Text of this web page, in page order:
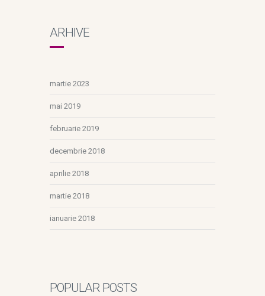
ARHIVE
martie 2023
mai 2019
februarie 2019
decembrie 2018
aprilie 2018
martie 2018
ianuarie 2018
POPULAR POSTS